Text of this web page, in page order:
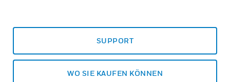
SUPPORT
WO SIE KAUFEN KÖNNEN